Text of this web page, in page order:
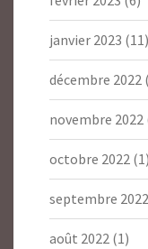
janvier 2023 (11)
décembre 2022
novembre 2022
octobre 2022 (1)
septembre 2022
août 2022 (1)